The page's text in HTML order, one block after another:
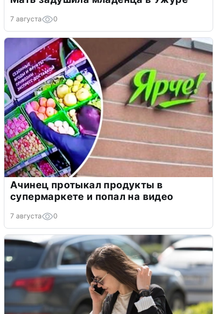
7 августа 0
Ачинец протыкал продукты в
супермаркете и попал на видео
7 августа 0